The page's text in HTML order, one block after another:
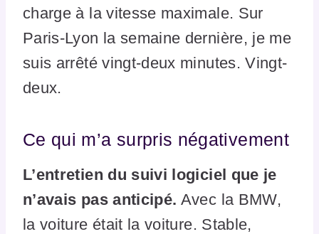
charge à la vitesse maximale. Sur
Paris-Lyon la semaine dernière, je me
suis arrêté vingt-deux minutes. Vingt-
deux.
Ce qui m’a surpris négativement
L’entretien du suivi logiciel que je
n’avais pas anticipé. Avec la BMW,
la voiture était la voiture. Stable,